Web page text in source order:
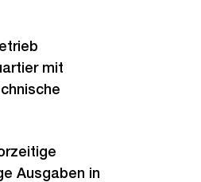
mit
Ausgaben in